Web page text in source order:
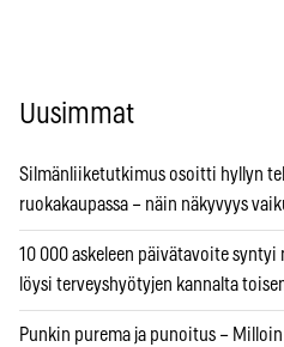
Uusimmat
Silmänliiketutkimus osoitti hyllyn
ruokakaupassa – näin näkyvyys
10 000 askeleen päivätavoite
löysi terveyshyötyjen kannalta
Punkin purema ja punoitus –